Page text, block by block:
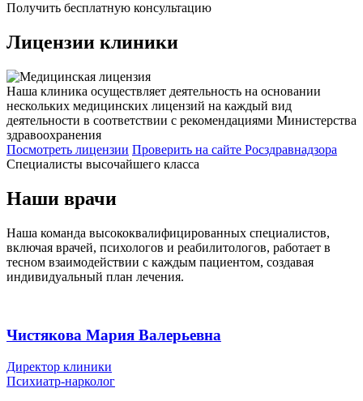
Получить бесплатную консультацию
Лицензии клиники
Наша клиника осуществляет деятельность на основании
нескольких медицинских лицензий на каждый вид
деятельности в соответствии с рекомендациями Министерства
здравоохранения
Посмотреть лицензии Проверить на сайте Росздравнадзора
Специалисты высочайшего класса
Наши врачи
Наша команда высококвалифицированных специалистов,
включая врачей, психологов и реабилитологов, работает в
тесном взаимодействии с каждым пациентом, создавая
индивидуальный план лечения.
Чистякова Мария Валерьевна
Директор клиники
Психиатр-нарколог